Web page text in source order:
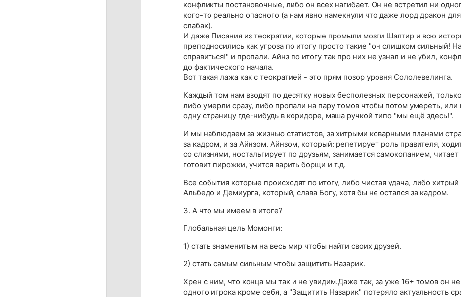
конфликты постановочные, либо он всех нагибает. Он не встретил ни
кого-то реально опасного (а нам явно намекнули что даже лорд дракон
слабак).
И даже Писания из теократии, которые промыли мозги Шалтир и всю
преподносились как угроза по итогу просто такие "он слишком сильный!
справиться!" и пропали. Айнз по итогу так про них не узнал и не убил,
до фактического начала.
Вот такая лажа как с теократией - это прям позор уровня Сололевелинга.
Каждый том нам вводят по десятку новых бесполезных персонажей,
либо умерли сразу, либо пропали на пару томов чтобы потом умереть, или
одну страницу где-нибудь в коридоре, маша ручкой типо "мы ещё здесь!".
И мы наблюдаем за жизнью статистов, за хитрыми коварными планами
за кадром, и за Айнзом. Айнзом, который: репетирует роль правителя,
со слизнями, ностальгирует по друзьям, занимается самокопанием,
готовит пирожки, учится варить борщи и т.д.
Все события которые происходят по итогу, либо чистая удача, либо хитрый
Альбедо и Демиурга, который, слава Богу, хотя бы не остался за кадром.
3. А что мы имеем в итоге?
Глобальная цель Момонги:
1) стать знаменитым на весь мир чтобы найти своих друзей.
2) стать самым сильным чтобы защитить Назарик.
Хрен с ним, что конца мы так и не увидим.Даже так, за уже 16+ томов он не
одного игрока кроме себя, а "Защитить Назарик" потеряло актуальность